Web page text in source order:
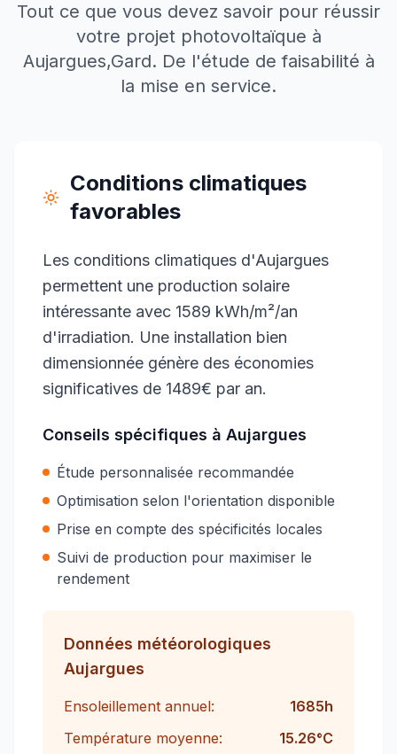
Tout ce que vous devez savoir pour réussir
votre projet photovoltaïque à
Aujargues,Gard. De l'étude de faisabilité à
la mise en service.
Conditions climatiques
favorables
Les conditions climatiques d'Aujargues
permettent une production solaire
intéressante avec 1589 kWh/m²/an
d'irradiation. Une installation bien
dimensionnée génère des économies
significatives de 1489€ par an.
Conseils spécifiques à Aujargues
Étude personnalisée recommandée
Optimisation selon l'orientation disponible
Prise en compte des spécificités locales
Suivi de production pour maximiser le
rendement
Données météorologiques
Aujargues
Ensoleillement annuel: 1685h
Température moyenne:
15.26°C